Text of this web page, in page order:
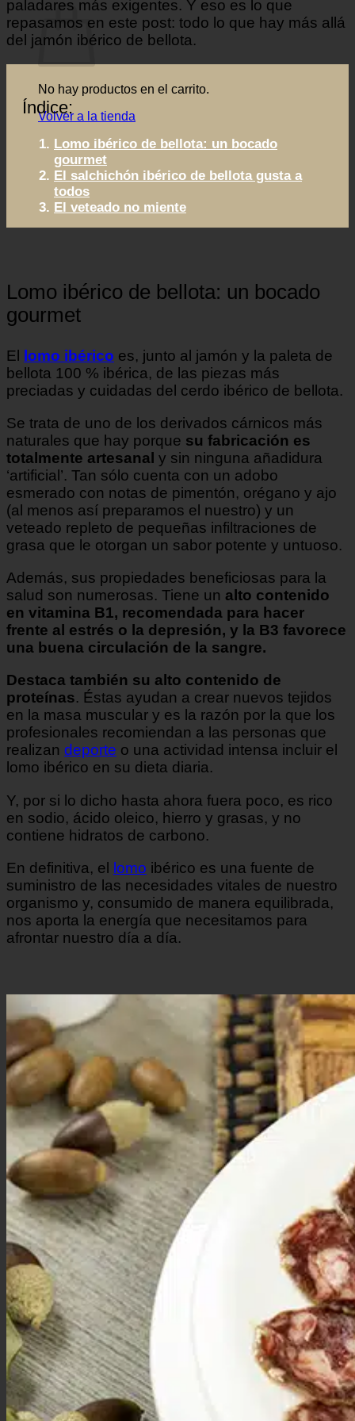
No hay productos en el carrito.
Volver a la tienda
paladares más exigentes. Y eso es lo que
repasamos en este post: todo lo que hay más allá
del jamón ibérico de bellota.
Índice:
Lomo ibérico de bellota: un bocado
gourmet
El salchichón ibérico de bellota gusta a
todos
El veteado no miente
Lomo ibérico de bellota: un bocado
gourmet
El lomo ibérico es, junto al jamón y la paleta de
bellota 100 % ibérica, de las piezas más
preciadas y cuidadas del cerdo ibérico de bellota.
Se trata de uno de los derivados cárnicos más
naturales que hay porque su fabricación es
totalmente artesanal y sin ninguna añadidura
‘artificial’. Tan sólo cuenta con un adobo
esmerado con notas de pimentón, orégano y ajo
(al menos así preparamos el nuestro) y un
veteado repleto de pequeñas infiltraciones de
grasa que le otorgan un sabor potente y untuoso.
Además, sus propiedades beneficiosas para la
salud son numerosas. Tiene un alto contenido
en vitamina B1, recomendada para hacer
frente al estrés o la depresión, y la B3 favorece
una buena circulación de la sangre.
Destaca también su alto contenido de
proteínas. Éstas ayudan a crear nuevos tejidos
en la masa muscular y es la razón por la que los
profesionales recomiendan a las personas que
realizan deporte o una actividad intensa incluir el
lomo ibérico en su dieta diaria.
Y, por si lo dicho hasta ahora fuera poco, es rico
en sodio, ácido oleico, hierro y grasas, y no
contiene hidratos de carbono.
En definitiva, el lomo ibérico es una fuente de
suministro de las necesidades vitales de nuestro
organismo y, consumido de manera equilibrada,
nos aporta la energía que necesitamos para
afrontar nuestro día a día.